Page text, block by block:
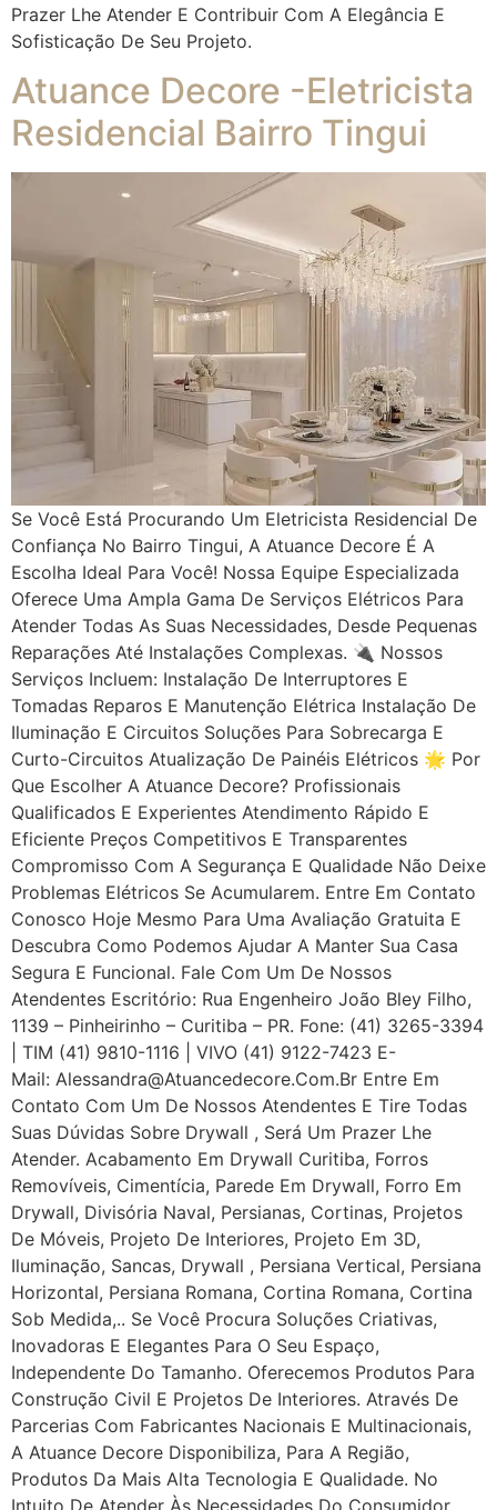
Prazer Lhe Atender E Contribuir Com A Elegância E
Sofisticação De Seu Projeto.
Atuance Decore -Eletricista
Residencial Bairro Tingui
Se Você Está Procurando Um Eletricista Residencial De
Confiança No Bairro Tingui, A Atuance Decore É A
Escolha Ideal Para Você! Nossa Equipe Especializada
Oferece Uma Ampla Gama De Serviços Elétricos Para
Atender Todas As Suas Necessidades, Desde Pequenas
Reparações Até Instalações Complexas. 🔌 Nossos
Serviços Incluem: Instalação De Interruptores E
Tomadas Reparos E Manutenção Elétrica Instalação De
Iluminação E Circuitos Soluções Para Sobrecarga E
Curto-Circuitos Atualização De Painéis Elétricos 🌟 Por
Que Escolher A Atuance Decore? Profissionais
Qualificados E Experientes Atendimento Rápido E
Eficiente Preços Competitivos E Transparentes
Compromisso Com A Segurança E Qualidade Não Deixe
Problemas Elétricos Se Acumularem. Entre Em Contato
Conosco Hoje Mesmo Para Uma Avaliação Gratuita E
Descubra Como Podemos Ajudar A Manter Sua Casa
Segura E Funcional. Fale Com Um De Nossos
Atendentes Escritório: Rua Engenheiro João Bley Filho,
1139 – Pinheirinho – Curitiba – PR. Fone: (41) 3265-3394
| TIM (41) 9810-1116 | VIVO (41) 9122-7423 E-
Mail: Alessandra@atuancedecore.com.br Entre Em
Contato Com Um De Nossos Atendentes E Tire Todas
Suas Dúvidas Sobre Drywall ‎, Será Um Prazer Lhe
Atender. Acabamento Em Drywall Curitiba, Forros
Removíveis, Cimentícia, Parede Em Drywall, Forro Em
Drywall, Divisória Naval, Persianas, Cortinas, Projetos
De Móveis, Projeto De Interiores, Projeto Em 3D,
Iluminação, Sancas, Drywall , Persiana Vertical, Persiana
Horizontal, Persiana Romana, Cortina Romana, Cortina
Sob Medida,.. Se Você Procura Soluções Criativas,
Inovadoras E Elegantes Para O Seu Espaço,
Independente Do Tamanho. Oferecemos Produtos Para
Construção Civil E Projetos De Interiores. Através De
Parcerias Com Fabricantes Nacionais E Multinacionais,
A Atuance Decore Disponibiliza, Para A Região,
Produtos Da Mais Alta Tecnologia E Qualidade. No
Intuito De Atender Às Necessidades Do Consumidor.